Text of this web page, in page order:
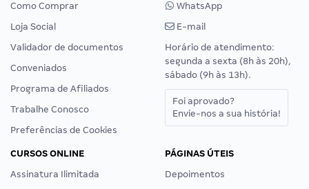
Como Comprar
Loja Social
Validador de documentos
Conveniados
Programa de Afiliados
Trabalhe Conosco
Preferências de Cookies
WhatsApp
E-mail
Horário de atendimento:
segunda a sexta (8h às 20h),
sábado (9h às 13h).
Foi aprovado?
Envie-nos a sua história!
CURSOS ONLINE
Assinatura Ilimitada
PÁGINAS ÚTEIS
Depoimentos